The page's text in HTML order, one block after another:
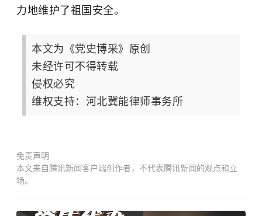
力地维护了祖国安全。
本文为《党史博采》原创
未经许可不得转载
侵权必究
维权支持：河北冀能律师事务所
免责声明
本文来自腾讯新闻客户端创作者，不代表腾讯新闻的观点和立
场。